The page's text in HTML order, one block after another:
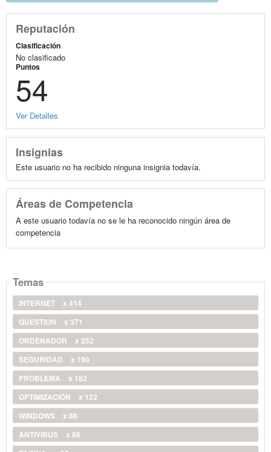
Reputación
Clasificación
No clasificado
Puntos
54
Ver Detalles
Insignias
Este usuario no ha recibido ninguna insignia todavía.
Áreas de Competencia
A este usuario todavía no se le ha reconocido ningún área de
competencia
Temas
INTERNET
x 414
QUESTION
x 371
ORDENADOR
x 252
SEGURIDAD
x 190
PROBLEMA
x 182
OPTIMIZACIÓN
x 122
WINDOWS
x 88
ANTIVIRUS
x 86